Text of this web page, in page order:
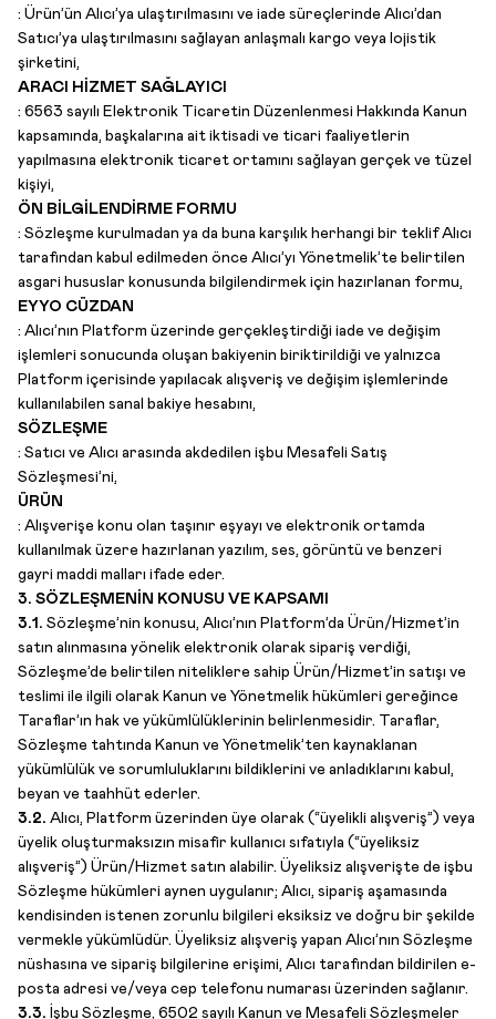
: Ürün’ün Alıcı’ya ulaştırılmasını ve iade süreçlerinde Alıcı’dan
Satıcı’ya ulaştırılmasını sağlayan anlaşmalı kargo veya lojistik
şirketini,
ARACI HİZMET SAĞLAYICI
: 6563 sayılı Elektronik Ticaretin Düzenlenmesi Hakkında Kanun
kapsamında, başkalarına ait iktisadi ve ticari faaliyetlerin
yapılmasına elektronik ticaret ortamını sağlayan gerçek ve tüzel
kişiyi,
ÖN BİLGİLENDİRME FORMU
: Sözleşme kurulmadan ya da buna karşılık herhangi bir teklif Alıcı
tarafından kabul edilmeden önce Alıcı’yı Yönetmelik’te belirtilen
asgari hususlar konusunda bilgilendirmek için hazırlanan formu,
EYYO CÜZDAN
: Alıcı’nın Platform üzerinde gerçekleştirdiği iade ve değişim
işlemleri sonucunda oluşan bakiyenin biriktirildiği ve yalnızca
Platform içerisinde yapılacak alışveriş ve değişim işlemlerinde
kullanılabilen sanal bakiye hesabını,
SÖZLEŞME
: Satıcı ve Alıcı arasında akdedilen işbu Mesafeli Satış
Sözleşmesi’ni,
ÜRÜN
: Alışverişe konu olan taşınır eşyayı ve elektronik ortamda
kullanılmak üzere hazırlanan yazılım, ses, görüntü ve benzeri
gayri maddi malları ifade eder.
3. SÖZLEŞMENİN KONUSU VE KAPSAMI
3.1. Sözleşme’nin konusu, Alıcı’nın Platform’da Ürün/Hizmet’in
satın alınmasına yönelik elektronik olarak sipariş verdiği,
Sözleşme’de belirtilen niteliklere sahip Ürün/Hizmet’in satışı ve
teslimi ile ilgili olarak Kanun ve Yönetmelik hükümleri gereğince
Taraflar’ın hak ve yükümlülüklerinin belirlenmesidir. Taraflar,
Sözleşme tahtında Kanun ve Yönetmelik’ten kaynaklanan
yükümlülük ve sorumluluklarını bildiklerini ve anladıklarını kabul,
beyan ve taahhüt ederler.
3.2. Alıcı, Platform üzerinden üye olarak (“üyelikli alışveriş”) veya
üyelik oluşturmaksızın misafir kullanıcı sıfatıyla (“üyeliksiz
alışveriş”) Ürün/Hizmet satın alabilir. Üyeliksiz alışverişte de işbu
Sözleşme hükümleri aynen uygulanır; Alıcı, sipariş aşamasında
kendisinden istenen zorunlu bilgileri eksiksiz ve doğru bir şekilde
vermekle yükümlüdür. Üyeliksiz alışveriş yapan Alıcı’nın Sözleşme
nüshasına ve sipariş bilgilerine erişimi, Alıcı tarafından bildirilen e-
posta adresi ve/veya cep telefonu numarası üzerinden sağlanır.
3.3. İşbu Sözleşme, 6502 sayılı Kanun ve Mesafeli Sözleşmeler